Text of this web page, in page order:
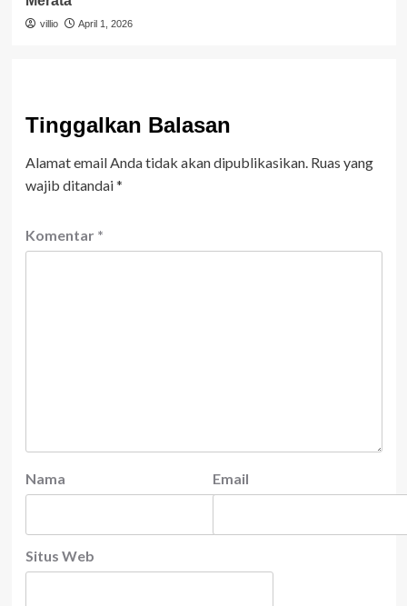
villio April 1, 2026
Tinggalkan Balasan
Alamat email Anda tidak akan dipublikasikan. Ruas yang
wajib ditandai*
Komentar *
Nama Email
Situs Web